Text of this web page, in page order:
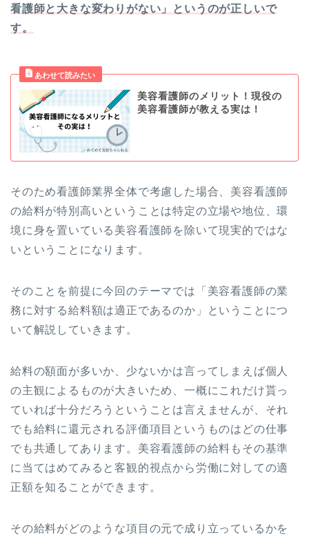
看護師と大きな変わりがない」というのが正しいで
す。
美容看護師のメリット！現役の
美容看護師が教える実は！
そのため看護師業界全体で考慮した場合、美容看護師
の給料が特別高いということは特定の立場や地位、環
境に身を置いている美容看護師を除いて現実的ではな
いということになります。
そのことを前提に今回のテーマでは「美容看護師の業
務に対する給料額は適正であるのか」ということにつ
いて解説していきます。
給料の額面が多いか、少ないかは言ってしまえば個人
の主観によるものが大きいため、一概にこれだけ貰っ
ていれば十分だろうということは言えませんが、それ
でも給料に還元される評価項目というものはどの仕事
でも共通してあります。美容看護師の給料もその基準
に当てはめてみると客観的視点から労働に対しての適
正額を知ることができます。
その給料がどのような項目の元で成り立っているかを